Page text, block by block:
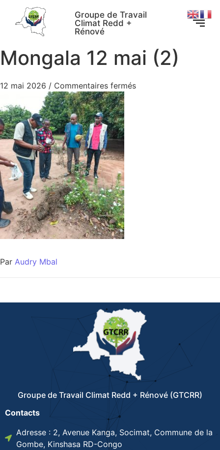
Groupe de Travail
Climat Redd +
Rénové
Mongala 12 mai (2)
12 mai 2026 / Commentaires fermés
Par Audry Mbal
Groupe de Travail Climat Redd + Rénové (GTCRR)
Contacts
Adresse : 2, Avenue Kanga, Socimat, Commune de la
Gombe, Kinshasa RD-Congo